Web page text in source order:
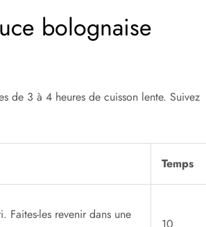
bolognaise
de 3 à 4 heures de cuisson lente. Suivez
Temps
Faites-les revenir dans une
10